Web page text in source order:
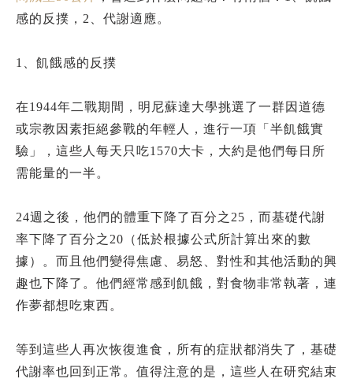
感的反撲，2、代謝適應。
1、飢餓感的反撲
在1944年二戰期間，明尼蘇達大學挑選了一群因道德
或宗教因素拒絕參戰的年輕人，進行一項「半飢餓實
驗」，這些人每天只吃1570大卡，大約是他們每日所
需能量的一半。
24週之後，他們的體重下降了百分之25，而基礎代謝
率下降了百分之20（低於根據公式所計算出來的數
據）。而且他們變得焦慮、易怒、對性和其他活動的興
趣也下降了。他們經常感到飢餓，對食物非常執著，連
作夢都想吃東西。
等到這些人再次恢復進食，所有的症狀都消失了，基礎
代謝率也回到正常。值得注意的是，這些人在研究結束